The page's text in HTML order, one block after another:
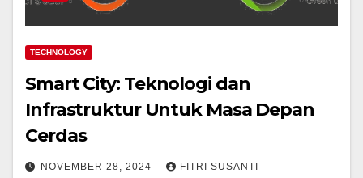
TECHNOLOGY
Smart City: Teknologi dan
Infrastruktur Untuk Masa Depan
Cerdas
NOVEMBER 28, 2024 FITRI SUSANTI